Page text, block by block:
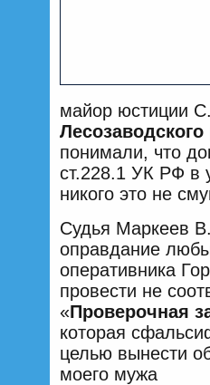
майор юстиции
понимали, что
ст.228.1 УК РФ в
никого это не
Судья Маркеев
оправдание
оперативника
провести не
«Проверочная
которая
целью вынести
моего мужа